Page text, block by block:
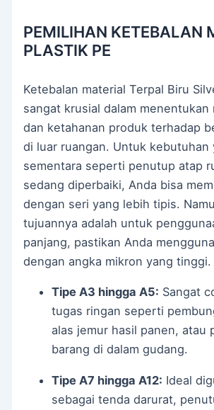
PEMILIHAN KETEBALAN
PLASTIK PE
Ketebalan material Terpal Biru
sangat krusial dalam menentukan
dan ketahanan produk terhadap
di luar ruangan. Untuk kebutuhan
sementara seperti penutup atap
sedang diperbaiki, Anda bisa
dengan seri yang lebih tipis.
tujuannya adalah untuk
panjang, pastikan Anda
dengan angka mikron yang tinggi.
Tipe A3 hingga A5: Sangat
tugas ringan seperti
alas jemur hasil panen, atau
barang di dalam gudang.
Tipe A7 hingga A12: Ideal
sebagai tenda darurat,